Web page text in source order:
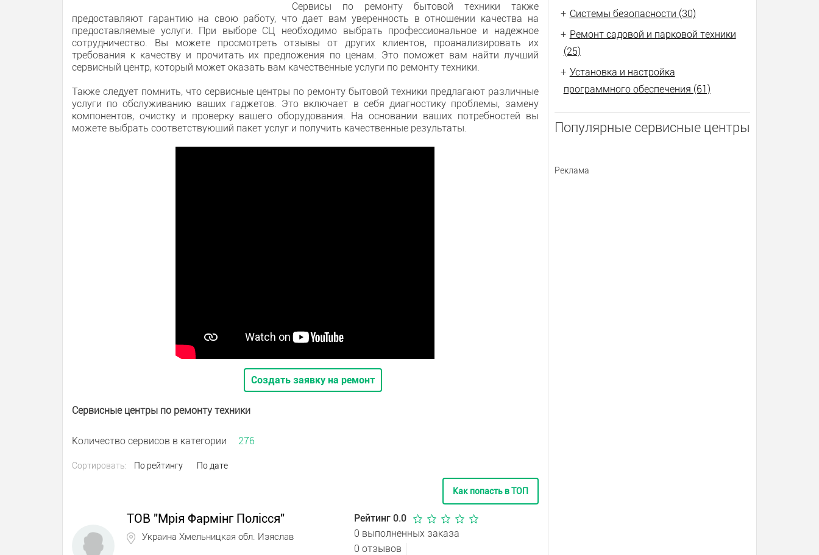
Сервисы по ремонту бытовой техники также
предоставляют гарантию на свою работу, что дает вам уверенность в отношении качества на
предоставляемые услуги. При выборе СЦ необходимо выбрать профессиональное и надежное
сотрудничество. Вы можете просмотреть отзывы от других клиентов, проанализировать их
требования к качеству и прочитать их предложения по ценам. Это поможет вам найти лучший
сервисный центр, который может оказать вам качественные услуги по ремонту техники.
Также следует помнить, что сервисные центры по ремонту бытовой техники предлагают различные
услуги по обслуживанию ваших гаджетов. Это включает в себя диагностику проблемы, замену
компонентов, очистку и проверку вашего оборудования. На основании ваших потребностей вы
можете выбрать соответствующий пакет услуг и получить качественные результаты.
Создать заявку на ремонт
Сервисные центры по ремонту техники
Количество сервисов в категории 276
Сортировать: По рейтингу По дате
Как попасть в ТОП
ТОВ "Мрія Фармінг Полісся"
Украина Хмельницкая обл. Изяслав
Рейтинг 0.0
0 выполненных заказа
0 отзывов
+ Системы безопасности (30)
+ Ремонт садовой и парковой техники
(25)
+ Установка и настройка
программного обеспечения (61)
Популярные сервисные центры
Реклама